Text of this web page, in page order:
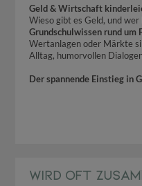
Geld & Wirtschaft
Wieso gibt es Geld, und
Grundschulwissen rund
Wertanlagen oder Märkte
Alltag, humorvollen
Der spannende Einstieg in
WIRD OFT